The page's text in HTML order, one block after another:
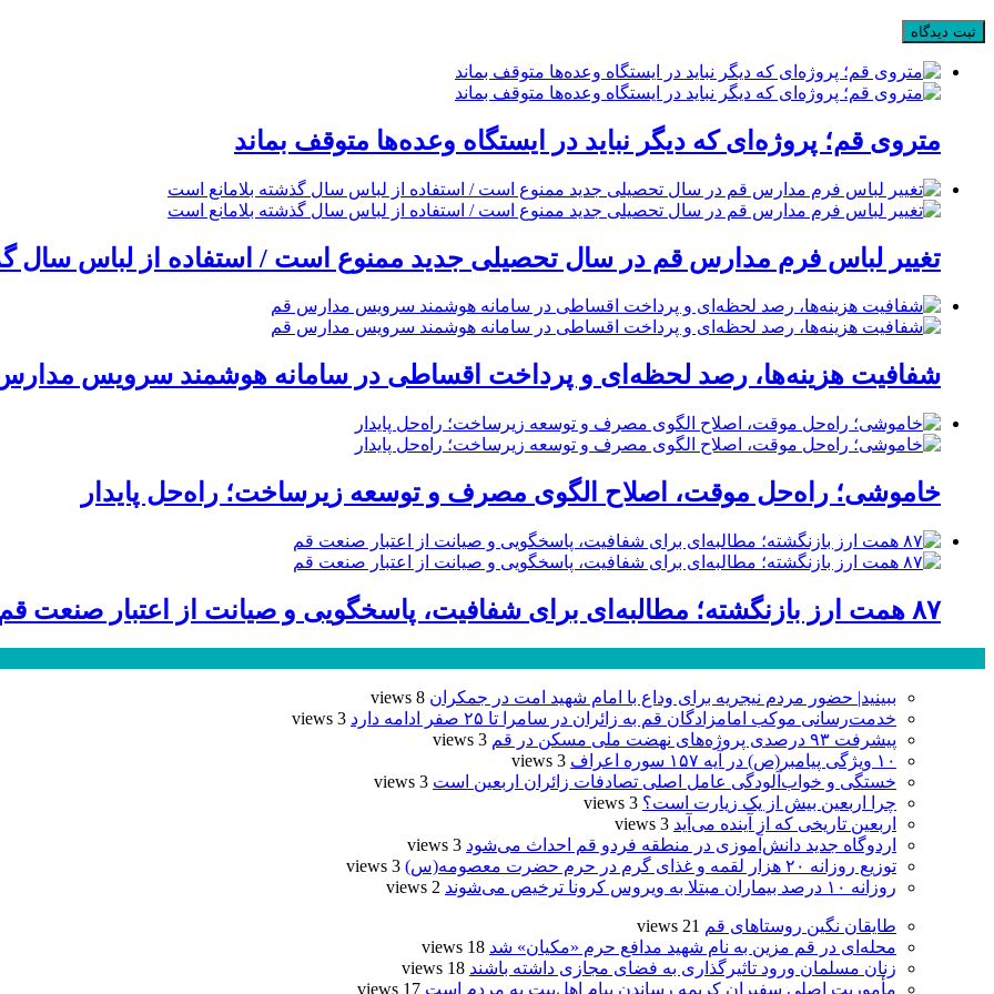
متروی قم؛ پروژه‌ای که دیگر نباید در ایستگاه وعده‌ها متوقف بماند
تغییر لباس فرم مدارس قم در سال تحصیلی جدید ممنوع است / استفاده از لباس سال
شفافیت هزینه‌ها، رصد لحظه‌ای و پرداخت اقساطی در سامانه هوشمند سرویس
خاموشی؛ راه‌حل موقت، اصلاح الگوی مصرف و توسعه زیرساخت؛ راه‌حل پایدار
۸۷ همت ارز بازنگشته؛ مطالبه‌ای برای شفافیت، پاسخگویی و صیانت از اعتبار صنعت قم
ببینید| حضور مردم نیجریه برای وداع با امام شهید امت در جمکران 8 views
خدمت‌رسانی موکب امامزادگان قم به زائران در سامرا تا ۲۵ صفر ادامه دارد
3 views
پیشرفت ۹۳ درصدی پروژه‌های نهضت ملی مسکن در قم
3 views
۱۰ ویژگی پیامبر(ص) در آیه ۱۵۷ سوره اعراف
3 views
خستگی و خواب‌آلودگی عامل اصلی تصادفات زائران اربعین است 3 views
چرا اربعین بیش از یک زیارت است؟ 3 views
اربعین تاریخی که از آینده می‌آید 3 views
اردوگاه جدید دانش‌آموزی در منطقه فردو قم احداث می‌شود 3 views
توزیع روزانه ۲۰ هزار لقمه و غذای گرم در حرم حضرت معصومه(س)
3 views
روزانه ۱۰ درصد بیماران مبتلا به ویروس کرونا ترخیص می‌شوند
2 views
طایقان نگین روستاهای قم 21 views
محله‌ای در قم مزین به نام شهید مدافع حرم «مکیان» شد 18 views
زنان مسلمان ورود تاثیرگذاری به فضای مجازی داشته باشند 18 views
مأموریت اصلی سفیران کریمه رساندن پیام اهل‌بیت به مردم است 17 views